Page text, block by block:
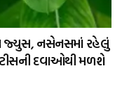
જ્યુસ, નસેનસમાં રહેલું
દવાઓથી મળશે